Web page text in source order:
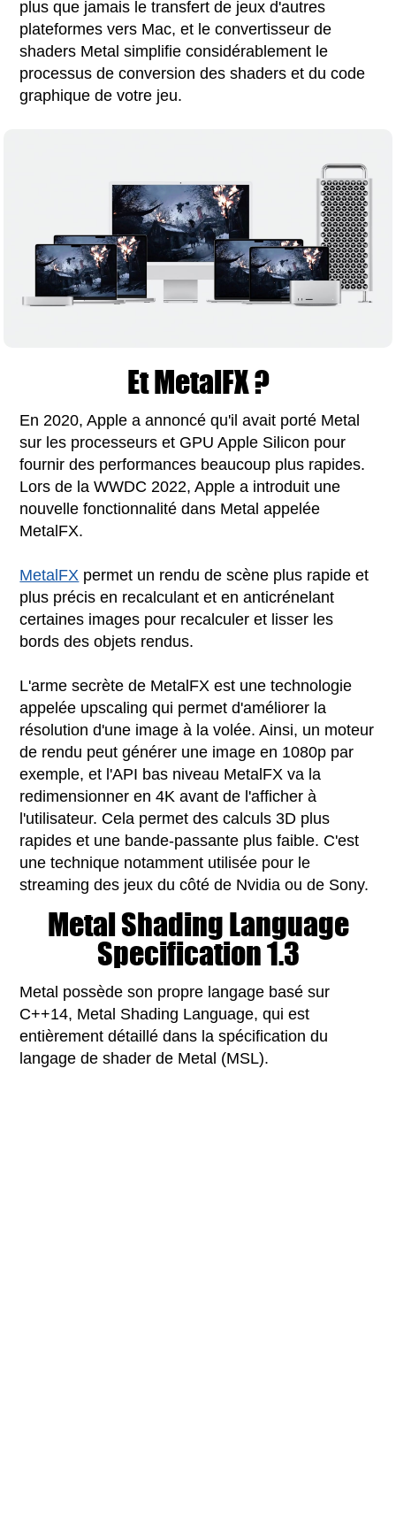
plus que jamais le transfert de jeux d'autres
plateformes vers Mac, et le convertisseur de
shaders Metal simplifie considérablement le
processus de conversion des shaders et du code
graphique de votre jeu.
Et MetalFX ?
En 2020, Apple a annoncé qu'il avait porté Metal
sur les processeurs et GPU Apple Silicon pour
fournir des performances beaucoup plus rapides.
Lors de la WWDC 2022, Apple a introduit une
nouvelle fonctionnalité dans Metal appelée
MetalFX.
MetalFX permet un rendu de scène plus rapide et
plus précis en recalculant et en anticrénelant
certaines images pour recalculer et lisser les
bords des objets rendus.
L'arme secrète de MetalFX est une technologie
appelée upscaling qui permet d'améliorer la
résolution d'une image à la volée. Ainsi, un moteur
de rendu peut générer une image en 1080p par
exemple, et l'API bas niveau MetalFX va la
redimensionner en 4K avant de l'afficher à
l'utilisateur. Cela permet des calculs 3D plus
rapides et une bande-passante plus faible. C'est
une technique notamment utilisée pour le
streaming des jeux du côté de Nvidia ou de Sony.
Metal Shading Language
Specification 1.3
Metal possède son propre langage basé sur
C++14, Metal Shading Language, qui est
entièrement détaillé dans la spécification du
langage de shader de Metal (MSL).